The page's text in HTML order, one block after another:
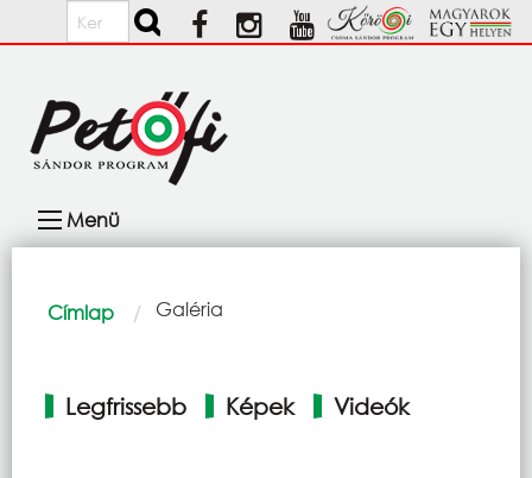
Ugrás a tartalomra
Keresés
navigáció
Menü
Morzsa
Címlap Current:
Galéria
fülek
Legfrissebb Képek Videók